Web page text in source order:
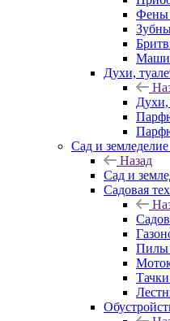
Фены
Духи,
Духи,
Сад и земледелие
Назад
Сад и
Садовая
Пилы